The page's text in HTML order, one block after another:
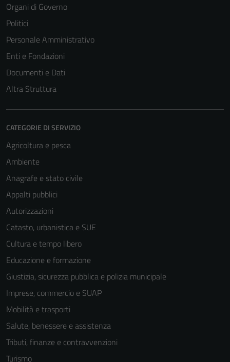
Organi di Governo
Politici
Personale Amministrativo
Enti e Fondazioni
Documenti e Dati
Altra Struttura
CATEGORIE DI SERVIZIO
Agricoltura e pesca
Ambiente
Anagrafe e stato civile
Appalti pubblici
Autorizzazioni
Catasto, urbanistica e SUE
Cultura e tempo libero
Educazione e formazione
Giustizia, sicurezza pubblica e polizia municipale
Imprese, commercio e SUAP
Mobilità e trasporti
Salute, benessere e assistenza
Tributi, finanze e contravvenzioni
Turismo